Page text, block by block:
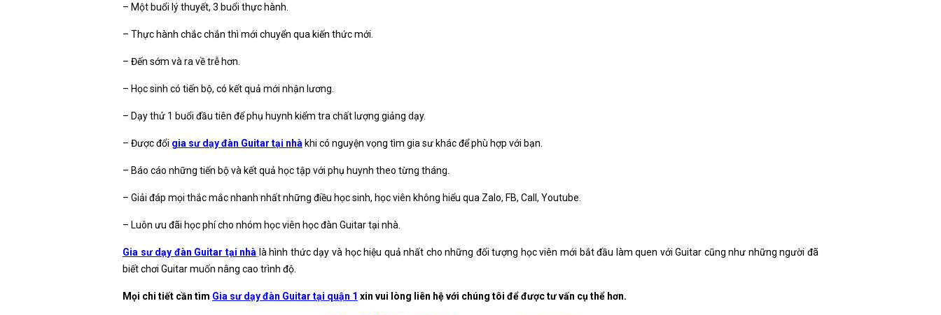
– Một buổi lý thuyết, 3 buổi thực hành.
– Thực hành chắc chắn thì mới chuyển qua kiến thức mới.
– Đến sớm và ra về trễ hơn.
– Học sinh có tiến bộ, có kết quả mới nhận lương.
– Dạy thử 1 buổi đầu tiên để phụ huynh kiểm tra chất lượng giảng dạy.
– Được đổi gia sư dạy đàn Guitar tại nhà khi có nguyện vọng tìm gia sư khác để phù hợp với bạn.
– Báo cáo những tiến bộ và kết quả học tập với phụ huynh theo từng tháng.
– Giải đáp mọi thắc mắc nhanh nhất những điều học sinh, học viên không hiểu qua Zalo, FB, Call, Youtube.
– Luôn ưu đãi học phí cho nhóm học viên học đàn Guitar tại nhà.
Gia sư dạy đàn Guitar tại nhà là hình thức dạy và học hiệu quả nhất cho những đối tượng học viên mới bắt đầu làm quen với Guitar cũng như những người đã
biết chơi Guitar muốn nâng cao trình độ.
Mọi chi tiết cần tìm Gia sư dạy đàn Guitar tại quận 1 xin vui lòng liên hệ với chúng tôi để được tư vấn cụ thể hơn.